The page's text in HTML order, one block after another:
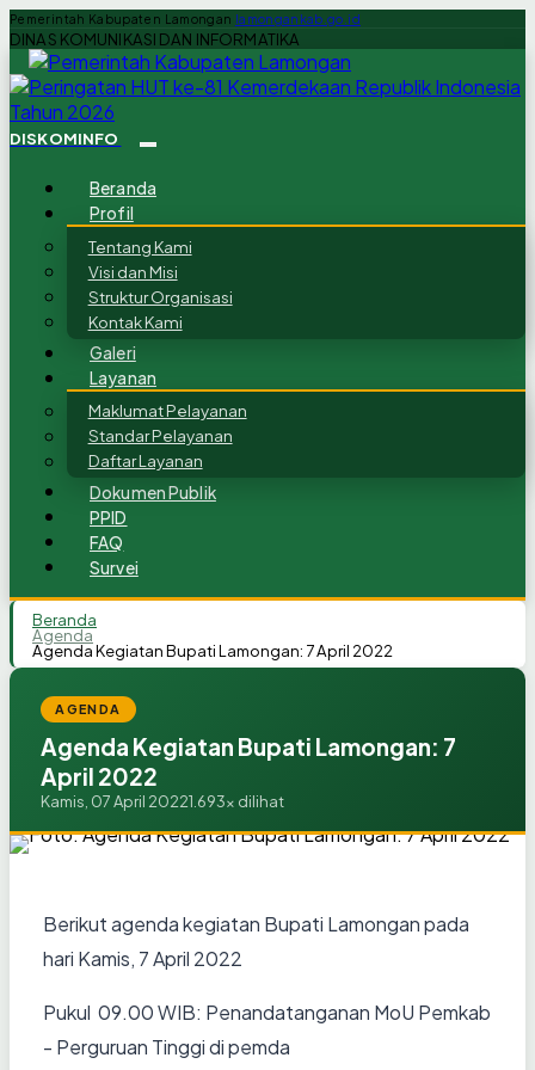
Pemerintah Kabupaten Lamongan lamongankab.go.id
DINAS KOMUNIKASI DAN INFORMATIKA
DISKOMINFO
Beranda
Profil
Tentang Kami
Visi dan Misi
Struktur Organisasi
Kontak Kami
Galeri
Layanan
Maklumat Pelayanan
Standar Pelayanan
Daftar Layanan
Dokumen Publik
PPID
FAQ
Survei
Beranda
Agenda
Agenda Kegiatan Bupati Lamongan: 7 April 2022
AGENDA
Agenda Kegiatan Bupati Lamongan: 7
April 2022
Kamis, 07 April 20221.693x dilihat
Berikut agenda kegiatan Bupati Lamongan pada
hari Kamis, 7 April 2022
Pukul 09.00 WIB: Penandatanganan MoU Pemkab
- Perguruan Tinggi di pemda